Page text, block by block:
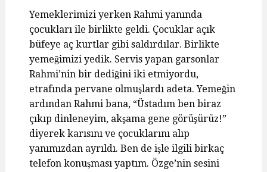
Yemeklerimizi yerken Rahmi yanında
çocukları ile birlikte geldi. Çocuklar açık
büfeye aç kurtlar gibi saldırdılar. Birlikte
yemeğimizi yedik. Servis yapan garsonlar
Rahmi’nin bir dediğini iki etmiyordu,
etrafında pervane olmuşlardı adeta. Yemeğin
ardından Rahmi bana, “Üstadım ben biraz
çıkıp dinleneyim, akşama gene görüşürüz!”
diyerek karısını ve çocuklarını alıp
yanımızdan ayrıldı. Ben de işle ilgili birkaç
telefon konuşması yaptım. Özge’nin sesini